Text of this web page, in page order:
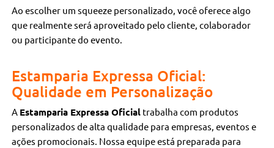
Ao escolher um squeeze personalizado, você oferece algo
que realmente será aproveitado pelo cliente, colaborador
ou participante do evento.
Estamparia Expressa Oficial:
Qualidade em Personalização
A Estamparia Expressa Oficial trabalha com produtos
personalizados de alta qualidade para empresas, eventos e
ações promocionais. Nossa equipe está preparada para